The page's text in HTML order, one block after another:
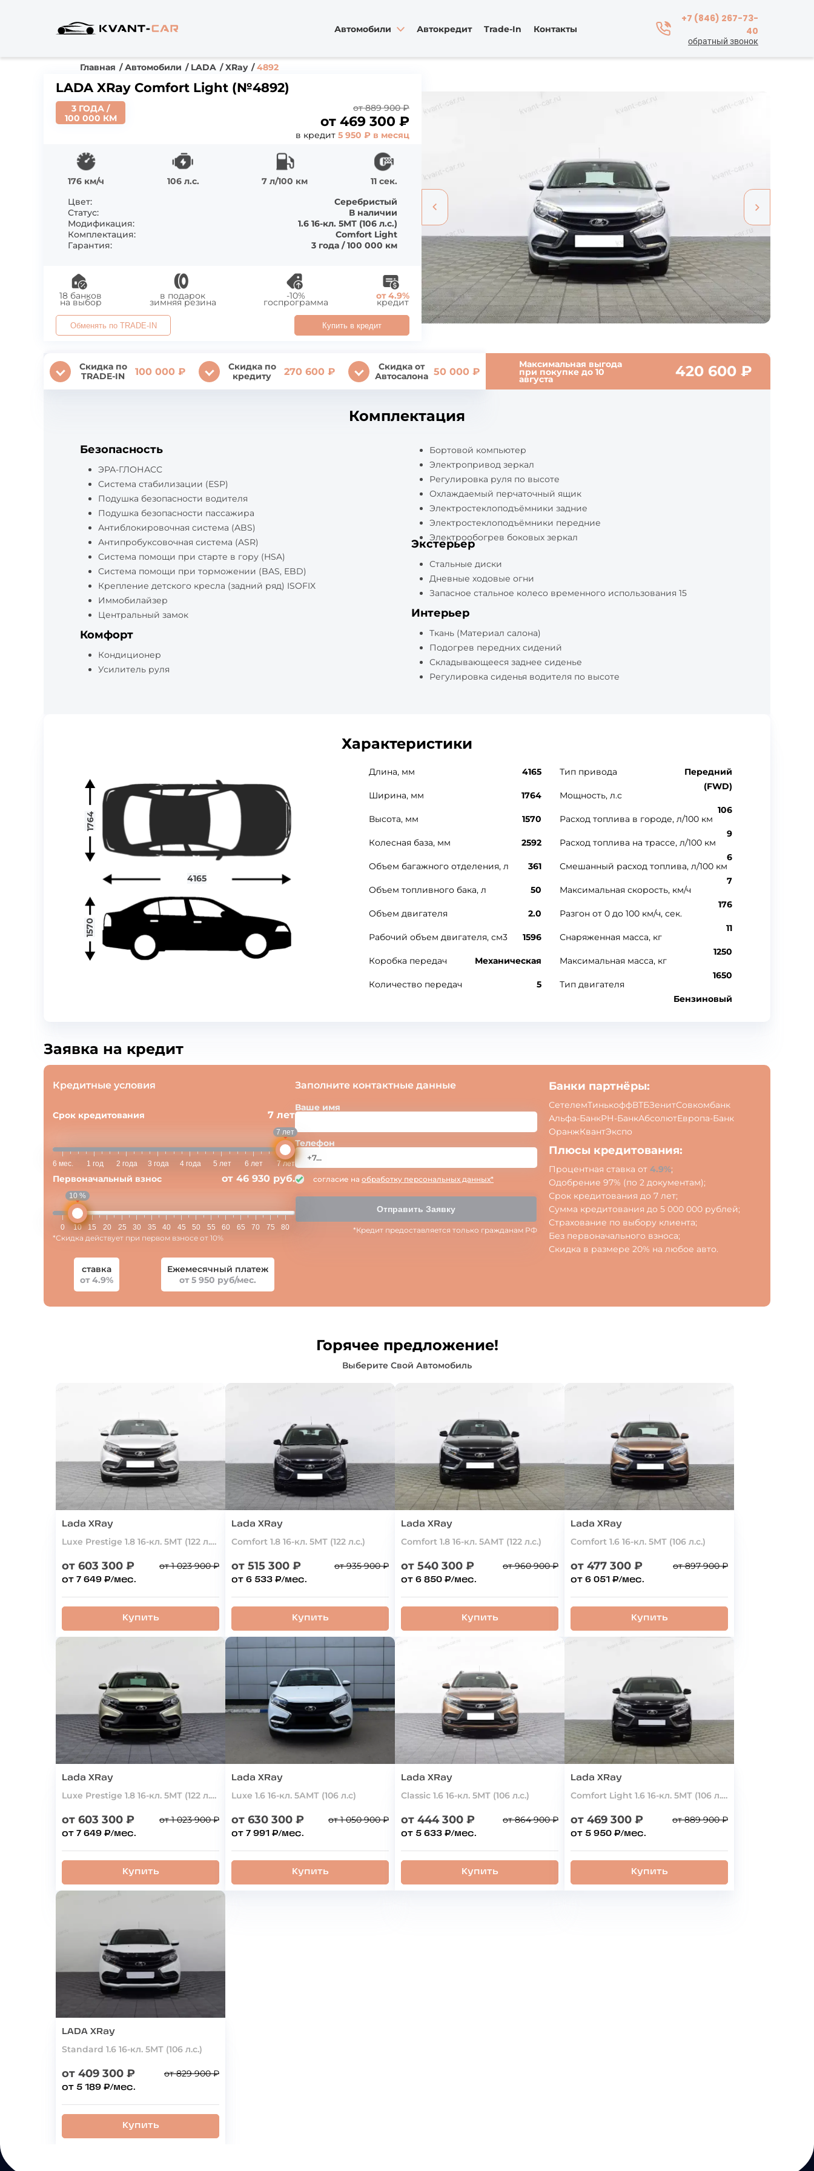
Автомобили Автокредит Trade-In Контакты
+7 (846) 267-73-
40
обратный звонок
Главная Автомобили LADA XRay 4892
LADA XRay Comfort Light (№4892)
3 ГОДА /
100 000 КМ
от 889 900 ₽
от 469 300 ₽
в кредит 5 950 ₽ в месяц
176 км/ч 106 л.с. 7 л/100 км
11 сек.
Цвет:
Серебристый
Статус:
В наличии
Модификация:
1.6 16-кл. 5МТ (106 л.с.)
Комплектация:
Comfort Light
Гарантия:
3 года / 100 000 км
18 банков
на выбор
в подарок
зимняя резина
-10%
госпрограмма
от 4.9%
кредит
Обменять по TRADE-IN Купить в кредит
Скидка по
TRADE-IN
100 000 ₽
Скидка по
кредиту
270 600 ₽
Скидка от
Автосалона 50 000 ₽
Максимальная выгода
при покупке до 10
августа 420 600 ₽
Комплектация
Безопасность
ЭРА-ГЛОНАСС
Система стабилизации (ESP)
Подушка безопасности водителя
Подушка безопасности пассажира
Антиблокировочная система (ABS)
Антипробуксовочная система (ASR)
Система помощи при старте в гору (HSA)
Система помощи при торможении (BAS, EBD)
Крепление детского кресла (задний ряд) ISOFIX
Иммобилайзер
Центральный замок
Комфорт
Кондиционер
Усилитель руля
Бортовой компьютер
Электропривод зеркал
Регулировка руля по высоте
Охлаждаемый перчаточный ящик
Электростеклоподъёмники задние
Электростеклоподъёмники передние
Электрообогрев боковых зеркал
Экстерьер
Стальные диски
Дневные ходовые огни
Запасное стальное колесо временного использования 15
Интерьер
Ткань (Материал салона)
Подогрев передних сидений
Складывающееся заднее сиденье
Регулировка сиденья водителя по высоте
Характеристики
4165
1764
1570
Длина, мм
Ширина, мм
Высота, мм
Колесная база, мм
Объем багажного отделения, л
Объем топливного бака, л
Объем двигателя
Рабочий объем двигателя, см3
Коробка передач
Количество передач
4165
1764
1570
2592
361
50
2.0
1596
Механическая
5
Тип привода
Мощность, л.с
Расход топлива в городе, л/100 км
Расход топлива на трассе, л/100 км
Смешанный расход топлива, л/100 км
Максимальная скорость, км/ч
Разгон от 0 до 100 км/ч, сек.
Снаряженная масса, кг
Максимальная масса, кг
Тип двигателя
Передний
(FWD)
106
9
6
7
176
11
1250
1650
Бензиновый
Заявка на кредит
Кредитные условия
Срок кредитования 7 лет
7 лет
6 мес. 1 год 2 года 3 года 4 года 5 лет 6 лет 7 лет
Первоначальный взнос от 46 930 руб.
10 %
0 10 15 20 25 30 35 40 45 50 55 60 65 70 75 80
*Скидка действует при первом взносе от 10%
ставка
от 4.9%
Ежемесячный платеж
от 5 950 руб/мес.
Заполните контактные данные
Ваше имя
Телефон
согласие на обработку персональных данных*
Отправить Заявку
*Кредит предоставляется только гражданам РФ
Банки партнёры:
СетелемТинькоффВТБЗенитСовкомбанк
Альфа-БанкРН-БанкАбсолютЕвропа-Банк
ОранжКвантЭкспо
Плюсы кредитования:
Процентная ставка от 4.9%;
Одобрение 97% (по 2 документам);
Срок кредитования до 7 лет;
Сумма кредитования до 5 000 000 рублей;
Страхование по выбору клиента;
Без первоначального взноса;
Скидка в размере 20% на любое авто.
Горячее предложение!
Выберите Свой Автомобиль
Lada XRay
Luxe Prestige 1.8 16-кл. 5МТ (122 л.с.)
от 603 300 ₽ от 1 023 900 ₽
от 7 649 ₽/мес.
Купить
Lada XRay
Comfort 1.8 16-кл. 5МТ (122 л.с.)
от 515 300 ₽ от 935 900 ₽
от 6 533 ₽/мес.
Купить
Lada XRay
Comfort 1.8 16-кл. 5АМТ (122 л.с.)
от 540 300 ₽ от 960 900 ₽
от 6 850 ₽/мес.
Купить
Lada XRay
Comfort 1.6 16-кл. 5МТ (106 л.с.)
от 477 300 ₽ от 897 900 ₽
от 6 051 ₽/мес.
Купить
Lada XRay
Luxe Prestige 1.8 16-кл. 5МТ (122 л.с.)
от 603 300 ₽ от 1 023 900 ₽
от 7 649 ₽/мес.
Купить
Lada XRay
Luxe 1.6 16-кл. 5АМТ (106 л.с)
от 630 300 ₽ от 1 050 900 ₽
от 7 991 ₽/мес.
Купить
Lada XRay
Classic 1.6 16-кл. 5МТ (106 л.с.)
от 444 300 ₽ от 864 900 ₽
от 5 633 ₽/мес.
Купить
Lada XRay
Comfort Light 1.6 16-кл. 5МТ (106 л.с.)
от 469 300 ₽ от 889 900 ₽
от 5 950 ₽/мес.
Купить
LADA XRay
Standard 1.6 16-кл. 5МТ (106 л.с.)
от 409 300 ₽ от 829 900 ₽
от 5 189 ₽/мес.
Купить